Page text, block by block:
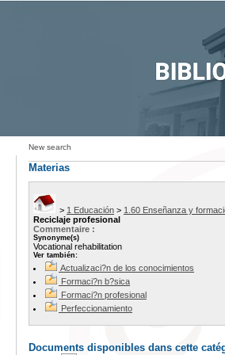
New search
Materias
> 1 Educación > 1.60 Enseñanza y
Reciclaje profesional
Commentaire :
Synonyme(s)
Vocational rehabilitation
Ver también:
Actualizaci?n de los conocimientos
Formaci?n b?sica
Formaci?n profesional
Perfeccionamiento
Documents disponibles dans cette